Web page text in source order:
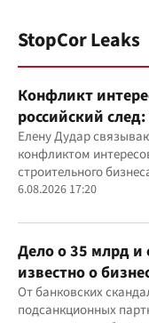
StopCor Leaks
Конфликт
российский
Елену Дудар
конфликтом
строительного
скандалов, судебных
6.08.2026 17:20
Дело о 35 млрд и
известно о
"Родовид
От банковских
подсанкционных